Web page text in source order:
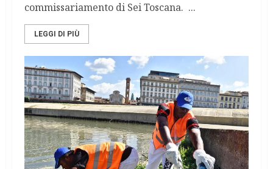
commissariamento di Sei Toscana. ...
LEGGI DI PIÙ